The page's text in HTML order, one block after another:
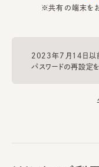
※共有の端末を
2023年7月14日以
パスワードの再設定